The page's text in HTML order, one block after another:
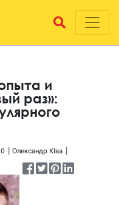
и
раз»:
Олександр КІва